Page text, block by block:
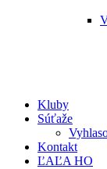
Kluby
Súťaže
Kontakt
ĽAĽA HO